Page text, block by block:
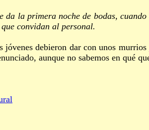
da la primera noche de bodas,
convidan al personal.
debieron dar con unos murrios
aunque no sabemos en qué